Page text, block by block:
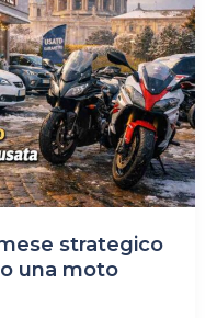
strategico
una moto